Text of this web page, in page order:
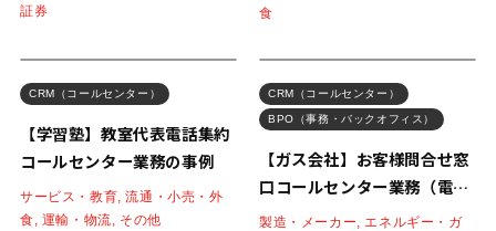
証券
食
CRM（コールセンター）
【学習塾】教室代表電話集約
コールセンター業務の事例
サービス・教育, 流通・小売・外
食, 運輸・物流, その他
CRM（コールセンター）
BPO（事務・バックオフィス）
【ガス会社】お客様問合せ窓
口コールセンター業務（電話
+事務）の事例
製造・メーカー, エネルギー・ガ